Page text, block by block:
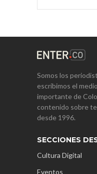
Somos los
escribimos el
importante de
contenido sobre
desde 1996.
SECCIONES
Cultura Digital
Eventos